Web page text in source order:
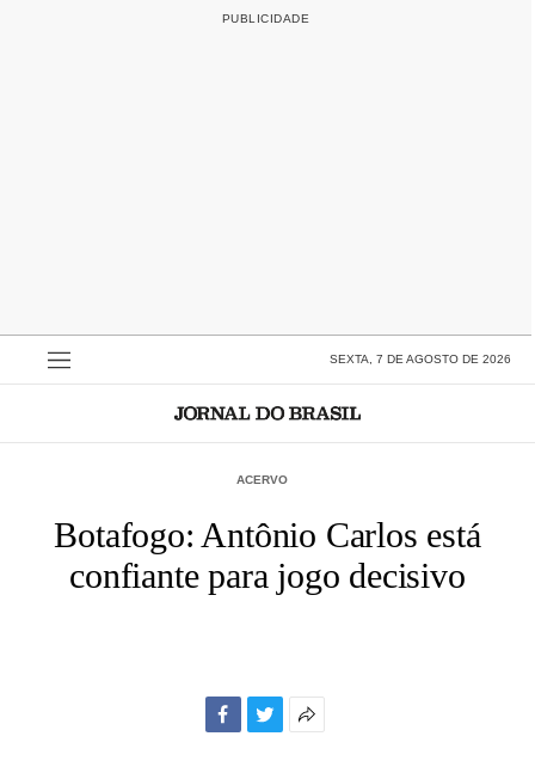
SEXTA, 7 DE AGOSTO DE 2026
ACERVO
Botafogo: Antônio Carlos está
confiante para jogo decisivo